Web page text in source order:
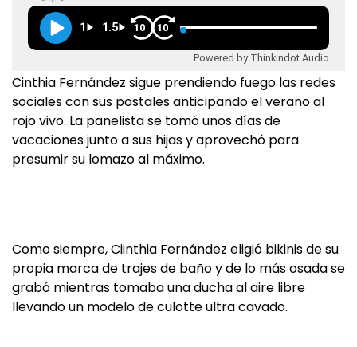
1 1.5 10 10
Powered by Thinkindot Audio
Cinthia Fernández sigue prendiendo fuego las redes
sociales con sus postales anticipando el verano al
rojo vivo. La panelista se tomó unos días de
vacaciones junto a sus hijas y aprovechó para
presumir su lomazo al máximo.
Como siempre, Ciinthia Fernández eligió bikinis de su
propia marca de trajes de baño y de lo más osada se
grabó mientras tomaba una ducha al aire libre
llevando un modelo de culotte ultra cavado.